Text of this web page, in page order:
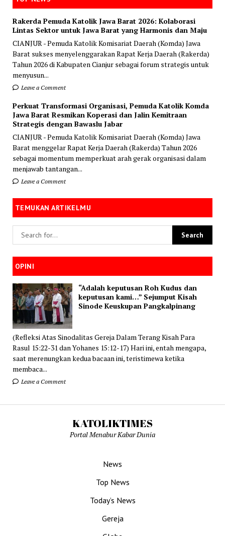
Rakerda Pemuda Katolik Jawa Barat 2026: Kolaborasi
Lintas Sektor untuk Jawa Barat yang Harmonis dan Maju
CIANJUR - Pemuda Katolik Komisariat Daerah (Komda) Jawa
Barat sukses menyelenggarakan Rapat Kerja Daerah (Rakerda)
Tahun 2026 di Kabupaten Cianjur sebagai forum strategis untuk
menyusun...
Leave a Comment
Perkuat Transformasi Organisasi, Pemuda Katolik Komda
Jawa Barat Resmikan Koperasi dan Jalin Kemitraan
Strategis dengan Bawaslu Jabar
CIANJUR - Pemuda Katolik Komisariat Daerah (Komda) Jawa
Barat menggelar Rapat Kerja Daerah (Rakerda) Tahun 2026
sebagai momentum memperkuat arah gerak organisasi dalam
menjawab tantangan...
Leave a Comment
TEMUKAN ARTIKELMU
OPINI
“Adalah keputusan Roh Kudus dan
keputusan kami…” Sejumput Kisah
Sinode Keuskupan Pangkalpinang
(Refleksi Atas Sinodalitas Gereja Dalam Terang Kisah Para
Rasul 15:22-31 dan Yohanes 15:12-17) Hari ini, entah mengapa,
saat merenungkan kedua bacaan ini, teristimewa ketika
membaca...
Leave a Comment
KATOLIKTIMES
Portal Menabur Kabar Dunia
News
Top News
Today’s News
Gereja